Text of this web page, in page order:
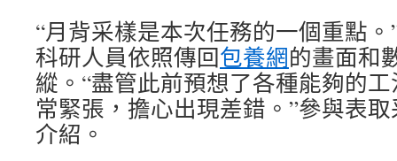
“月背采樣是本次任務的一個重點
科研人員依照傳回包養網的畫面和
縱。“盡管此前預想了各種能夠的
常緊張，擔心出現差錯。”參與表
介紹。